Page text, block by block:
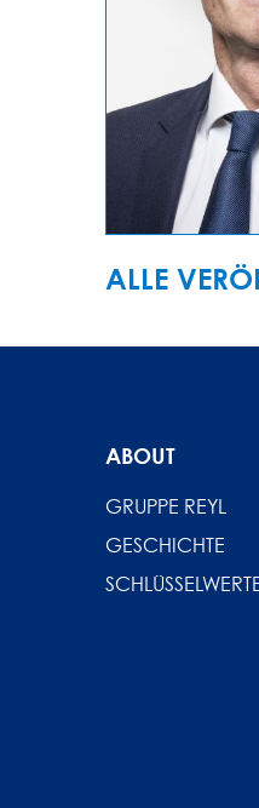
ALLE
ABOUT
GRUPPE REYL
GESCHICHTE